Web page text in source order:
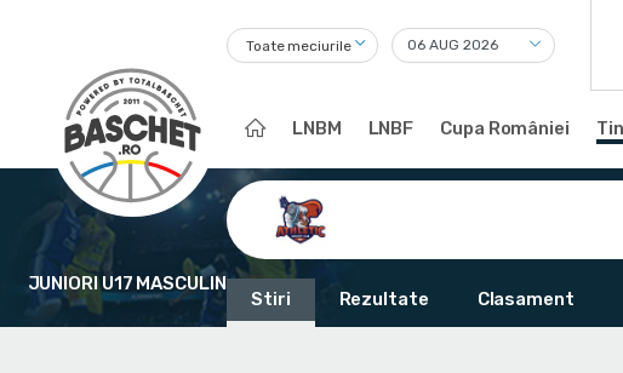
Toate meciurile
LNBM LNBF Cupa României
JUNIORI U17 MASCULIN
Stiri Rezultate Clasament